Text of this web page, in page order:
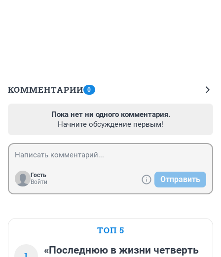
КОММЕНТАРИИ 0
Пока нет ни одного комментария.
Начните обсуждение первым!
Гость
Войти
Отправить
ТОП 5
«Последнюю в жизни четверть